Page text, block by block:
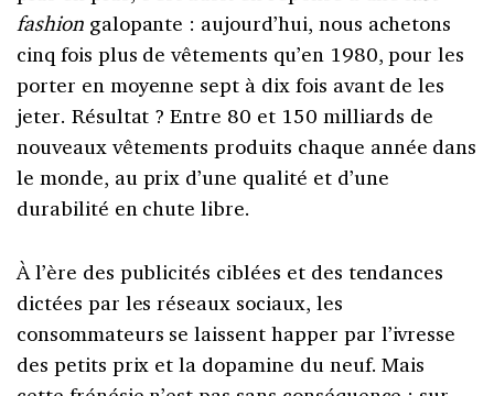
fashiongalopante : aujourd’hui, nous achetons
cinq fois plus de vêtements qu’en 1980, pour les
porter en moyenne sept à dix fois avant de les
jeter. Résultat ? Entre 80 et 150 milliards de
nouveaux vêtements produits chaque année dans
le monde, au prix d’une qualité et d’une
durabilité en chute libre.
À l’ère des publicités ciblées et des tendances
dictées par les réseaux sociaux, les
consommateurs se laissent happer par l’ivresse
des petits prix et la dopamine du neuf. Mais